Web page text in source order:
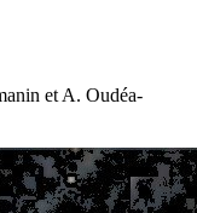
et A. Oudéa-